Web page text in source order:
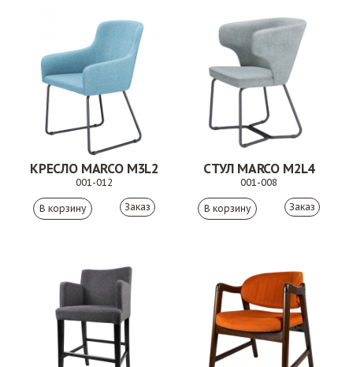
КРЕСЛО MARCO M3L2
001-012
Заказ
СТУЛ MARCO M2L4
001-008
Заказ